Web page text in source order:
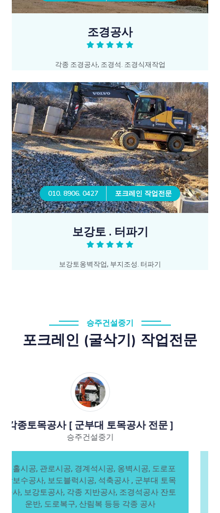
조경공사
각종 조경공사, 조경석. 조경식재작업
010. 8906. 0427 포크레인 작업전문
보강토 . 터파기
보강토옹벽작업, 부지조성. 터파기
승주건설중기
포크레인 (굴삭기) 작업전문
중장비를 이용한 토목공사
승주건설중기
중장비를 이용한 공사 , 터파기공사, 토사운반, 조
경공사[조경석], 돌쌓기공사, 절토, 성토해서 부지
평탄작업, 토공 및 구조물 토목공사, 구획정리 토목
공사로 건물신축, 경지정리 및 개토, 도로공사, 하